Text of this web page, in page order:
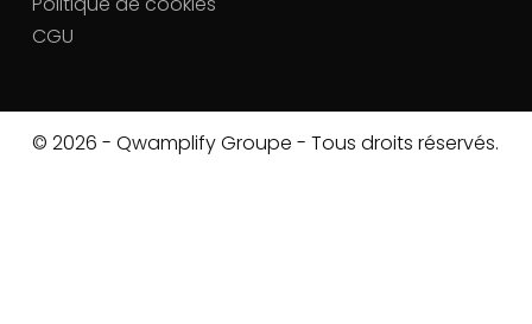
CGU
© 2026 - Qwamplify Groupe - Tous droits réservés.